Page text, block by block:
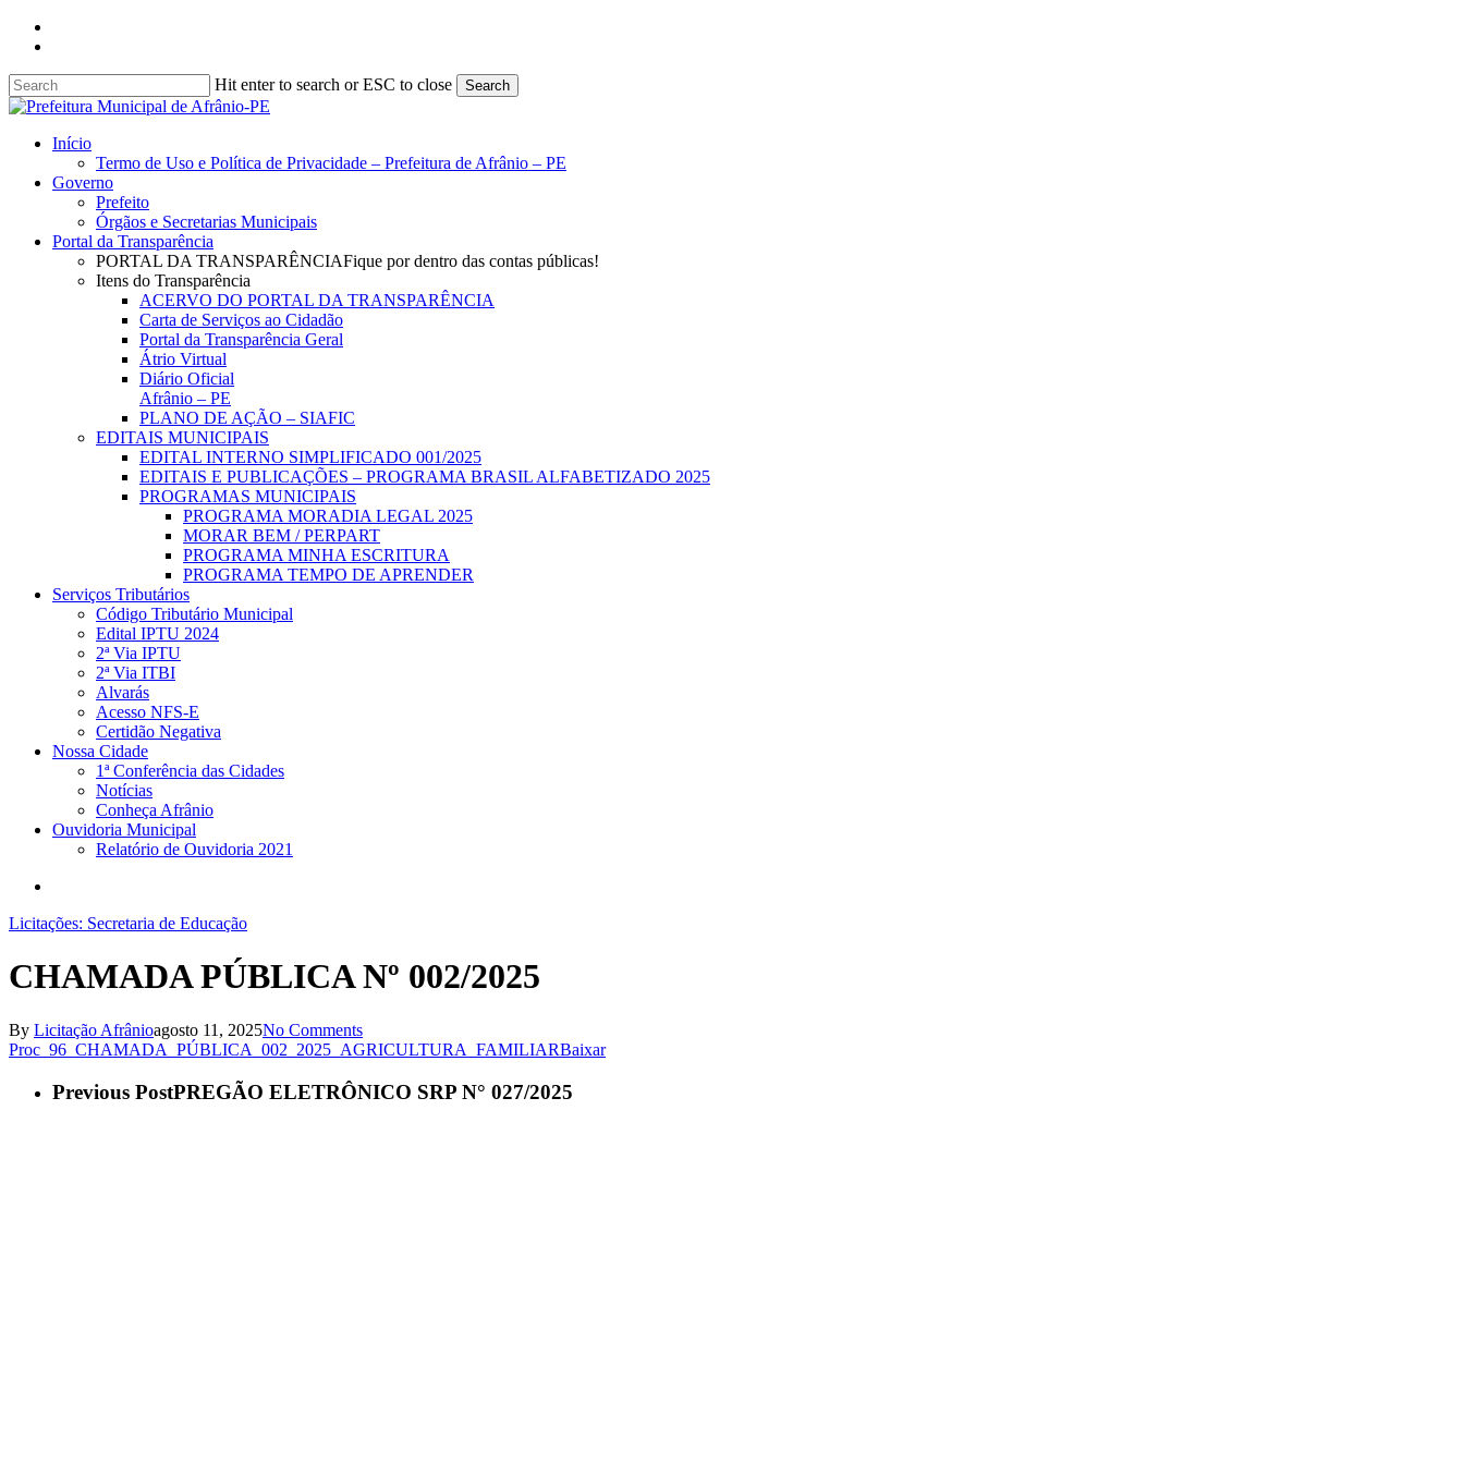
Skip
content
Hit enter to search or ESC to close Search
Close
search
Menu
Início
Termo de Uso e Política de Privacidade – Prefeitura de Afrânio – PE
Governo
Prefeito
Órgãos e Secretarias Municipais
Portal da Transparência
PORTAL DA TRANSPARÊNCIAFique por dentro das contas públicas!
Itens do Transparência
ACERVO DO PORTAL DA TRANSPARÊNCIA
Carta de Serviços ao Cidadão
Portal da Transparência Geral
Átrio Virtual
Diário Oficial
Afrânio – PE
PLANO DE AÇÃO – SIAFIC
EDITAIS MUNICIPAIS
EDITAL INTERNO SIMPLIFICADO 001/2025
EDITAIS E PUBLICAÇÕES – PROGRAMA BRASIL ALFABETIZADO 2025
PROGRAMAS MUNICIPAIS
PROGRAMA MORADIA LEGAL 2025
MORAR BEM / PERPART
PROGRAMA MINHA ESCRITURA
PROGRAMA TEMPO DE APRENDER
Serviços Tributários
Código Tributário Municipal
Edital IPTU 2024
2ª Via IPTU
2ª Via ITBI
Alvarás
Acesso NFS-E
Certidão Negativa
Nossa Cidade
1ª Conferência das Cidades
Notícias
Conheça Afrânio
Ouvidoria Municipal
Relatório de Ouvidoria 2021
Licitações: Secretaria de Educação
CHAMADA PÚBLICA Nº 002/2025
By Licitação Afrânioagosto 11, 2025No Comments
Proc_96_CHAMADA_PÚBLICA_002_2025_AGRICULTURA_FAMILIARBaixar
Previous PostPREGÃO ELETRÔNICO SRP N° 027/2025